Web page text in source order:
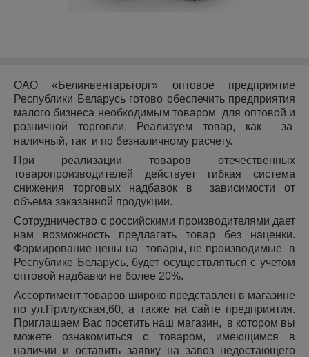
ОАО «Белинвентарьторг» оптовое предприятие
Республики Беларусь готово обеспечить предприятия
малого бизнеса необходимым товаром для оптовой и
розничной торговли. Реализуем товар, как за
наличный, так и по безналичному расчету.
При реализации товаров отечественных
товаропроизводителей действует гибкая система
снижения торговых надбавок в зависимости от
объема заказанной продукции.
Сотрудничество с российскими производителями дает
нам возможность предлагать товар без наценки.
Формирование цены на товары, не производимые в
Республике Беларусь, будет осуществляться с учетом
оптовой надбавки не более 20%.
Ассортимент товаров широко представлен в магазине
по ул.Прилукская,60, а также на сайте предприятия.
Приглашаем Вас посетить наш магазин, в котором вы
можете ознакомиться с товаром, имеющимся в
наличии и оставить заявку на завоз недостающего